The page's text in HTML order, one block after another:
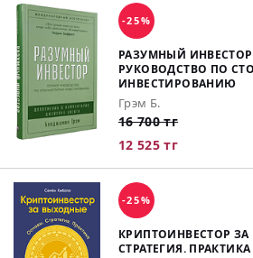
-25%
РАЗУМНЫЙ
РУКОВОДСТВО ПО
ИНВЕСТИРОВАНИЮ
Грэм Б.
16 700 тг
12 525 тг
-25%
КРИПТОИНВЕСТОР
СТРАТЕГИЯ. ПРАКТИКА